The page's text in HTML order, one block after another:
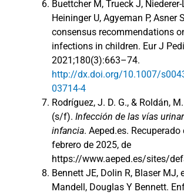
Buettcher M, Trueck J,
Heininger U, Agyeman P, Asner
consensus recommendations
infections in children. Eur J
2021;180(3):663–74.
http://dx.doi.org/10.1007/
03714-4
Rodríguez, J. D. G., & Roldán, M.
(s/f). Infección de las vías
infancia. Aeped.es. Recuperado
febrero de 2025, de
https://www.aeped.es/sites/
Bennett JE, Dolin R, Blaser MJ,
Mandell, Douglas Y Bennett.